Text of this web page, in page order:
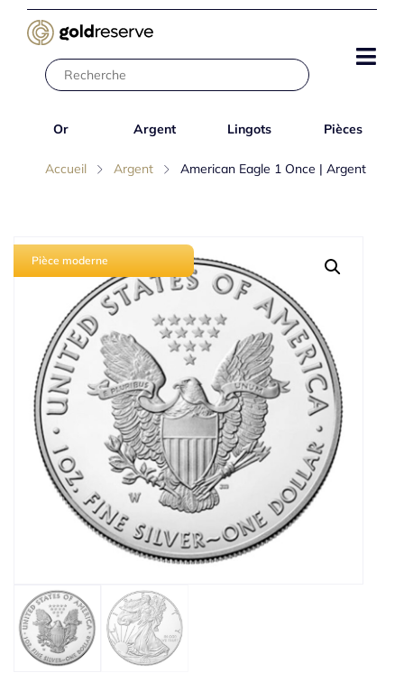
Or Argent Lingots Pièces
Accueil Argent American Eagle 1 Once | Argent
Pièce moderne